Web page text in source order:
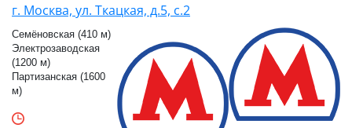
г. Москва, ул. Ткацкая, д.5, с.2
Семёновская (410 м)
Электрозаводская
(1200 м)
Партизанская (1600
м)